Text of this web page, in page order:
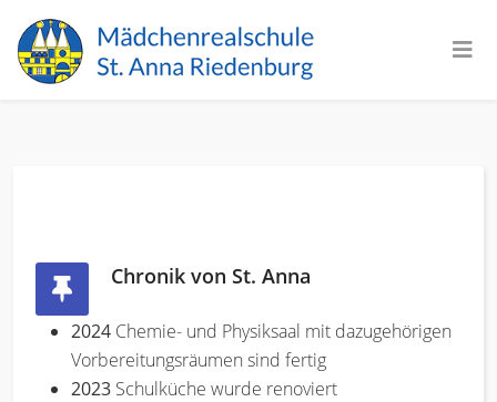
Chronik von St. Anna
2024 Chemie- und Physiksaal mit dazugehörigen
Vorbereitungsräumen sind fertig
2023 Schulküche wurde renoviert